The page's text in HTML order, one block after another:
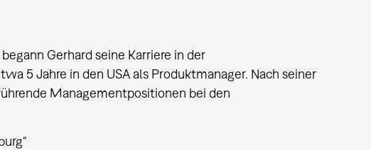
Gerhard seine Karriere in der
5 Jahre in den USA als Produktmanager. Nach seiner
Managementpositionen bei den